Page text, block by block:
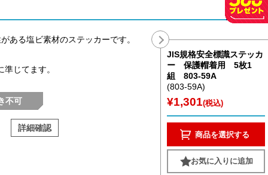
ある塩ビ素材のステッカーです。
じてます。
不可
詳細確認
JIS規格安全標識ステッカ
ー 保護帽着用 5枚1
組 803-59A
(803-59A)
¥1,301(税込)
商品を選択する
お気に入りに追加